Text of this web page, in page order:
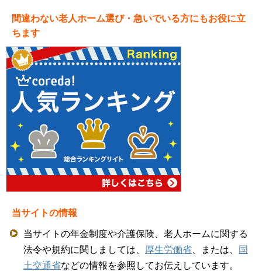
間違わない老人ホーム選び・急いでいる方にもお役に立
ちます
当サイトの情報
当サイトの年金制度や介護保険、老人ホームに関する
法令や規約に関しましては、 厚生労働省 、または、 国
土交通省などの情報を参照してお伝えしています。